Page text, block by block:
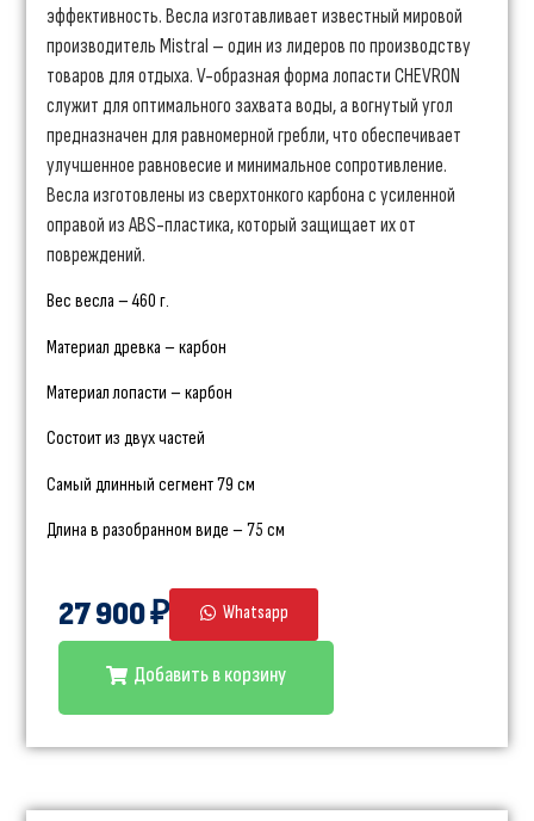
эффективность. Весла изготавливает известный мировой
производитель Mistral – один из лидеров по производству
товаров для отдыха. V-образная форма лопасти CHEVRON
служит для оптимального захвата воды, а вогнутый угол
предназначен для равномерной гребли, что обеспечивает
улучшенное равновесие и минимальное сопротивление.
Весла изготовлены из сверхтонкого карбона с усиленной
оправой из ABS-пластика, который защищает их от
повреждений.
Вес весла – 460 г.
Материал древка – карбон
Материал лопасти – карбон
Состоит из двух частей
Самый длинный сегмент 79 см
Длина в разобранном виде – 75 см
27 900 ₽ Whatsapp
Добавить в корзину